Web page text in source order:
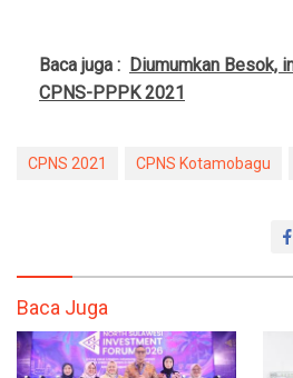
Baca juga : Diumumkan Besok,
CPNS-PPPK 2021
CPNS 2021 CPNS Kotamobagu
Baca Juga